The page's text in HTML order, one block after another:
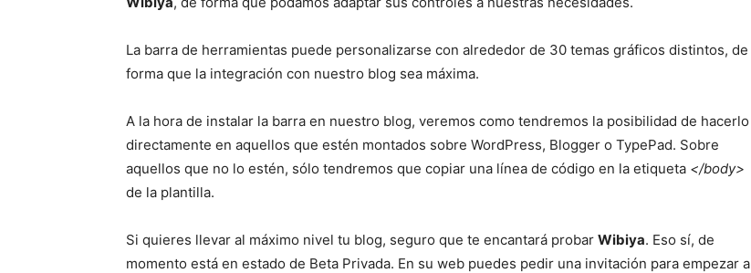
La barra de herramientas puede personalizarse con alrededor de 30 temas gráficos distintos, de
forma que la integración con nuestro blog sea máxima.
A la hora de instalar la barra en nuestro blog, veremos como tendremos la posibilidad de hacerlo
directamente en aquellos que estén montados sobre WordPress, Blogger o TypePad. Sobre
aquellos que no lo estén, sólo tendremos que copiar una línea de código en la etiqueta </body>
de la plantilla.
Si quieres llevar al máximo nivel tu blog, seguro que te encantará probar Wibiya. Eso sí, de
momento está en estado de Beta Privada. En su web puedes pedir una invitación para empezar a